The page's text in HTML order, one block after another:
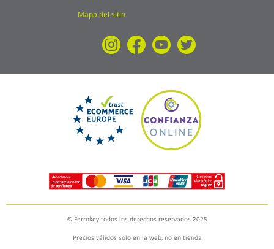
Mapa del sitio
© Ferrokey todos los derechos reservados 2025
Precios válidos solo en la web, no en tienda